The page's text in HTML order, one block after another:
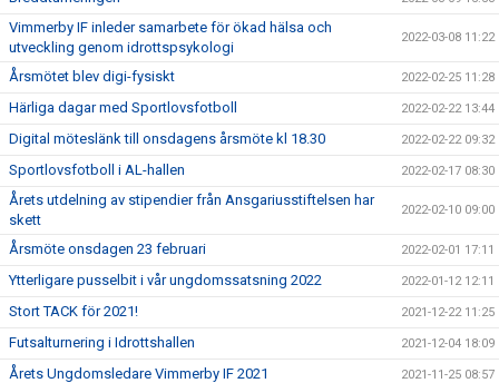
Vimmerby IF inleder samarbete för ökad hälsa och
utveckling genom idrottspsykologi
2022-03-08 11:22
Årsmötet blev digi-fysiskt 2022-02-25 11:28
Härliga dagar med Sportlovsfotboll 2022-02-22 13:44
Digital möteslänk till onsdagens årsmöte kl 18.30 2022-02-22 09:32
Sportlovsfotboll i AL-hallen 2022-02-17 08:30
Årets utdelning av stipendier från Ansgariusstiftelsen har
skett
2022-02-10 09:00
Årsmöte onsdagen 23 februari 2022-02-01 17:11
Ytterligare pusselbit i vår ungdomssatsning 2022 2022-01-12 12:11
Stort TACK för 2021! 2021-12-22 11:25
Futsalturnering i Idrottshallen 2021-12-04 18:09
Årets Ungdomsledare Vimmerby IF 2021 2021-11-25 08:57